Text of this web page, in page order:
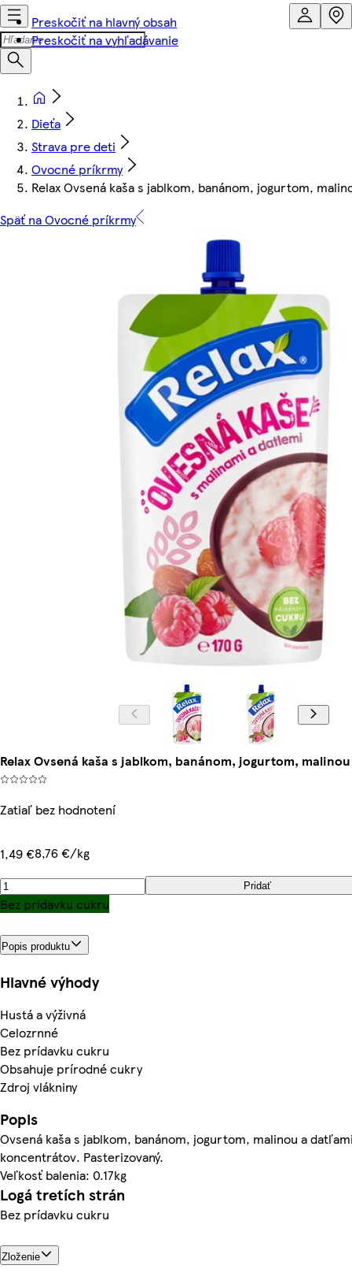
Preskočiť na hlavný obsah
Preskočiť na vyhľadávanie
Dieťa
Strava pre deti
Ovocné príkrmy
Relax Ovsená kaša s jablkom, banánom, jogurtom,
Späť na Ovocné príkrmy
Relax Ovsená kaša s jablkom, banánom, jogurtom,
Zatiaľ bez hodnotení
1,49 €8,76 €/kg
Pridať
Bez prídavku cukru
Popis produktu
Hlavné výhody
Hustá a výživná
Celozrnné
Bez prídavku cukru
Obsahuje prírodné cukry
Zdroj vlákniny
Popis
Ovsená kaša s jablkom, banánom, jogurtom, malinou a
koncentrátov. Pasterizovaný.
Veľkosť balenia: 0.17kg
Logá tretích strán
Bez prídavku cukru
Zloženie